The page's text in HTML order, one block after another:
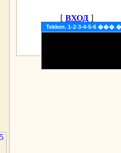
Tekken. 1-2-3-4-5-6
[ ВХОД ]